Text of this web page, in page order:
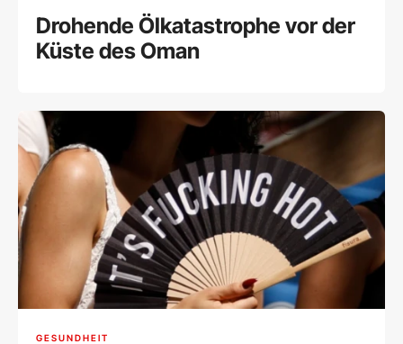
Drohende Ölkatastrophe vor der
Küste des Oman
GESUNDHEIT